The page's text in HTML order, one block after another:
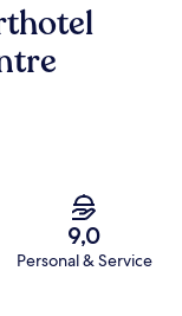
9,0
Personal & Service